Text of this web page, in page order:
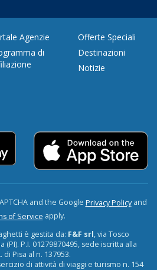
Agenzie
di
Offerte Speciali
Destinazioni
Notizie
and the Google Privacy Policyand
of Service apply.
è gestita da: F&F srl, via Tosco
(PI). P.I. 01279870495, sede iscritta alla
di Pisa al n. 137953.
di attività di viaggi e turismo n. 154